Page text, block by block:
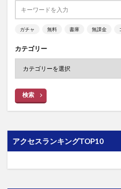
ガチャ 無料 書庫 無課金
カテゴリー
検索
アクセスランキングTOP10